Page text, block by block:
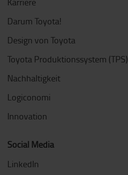
Darum Toyota!
Design von Toyota
Toyota Produktionssystem (TPS)
Nachhaltigkeit
Logiconomi
Innovation
Social Media
LinkedIn